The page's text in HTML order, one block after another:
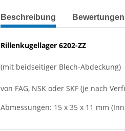
weitere Registerkarten anzeigen
Beschreibung Bewertungen
Rillenkugellager 6202-ZZ
(mit beidseitiger Blech-Abdeckung)
von FAG, NSK oder SKF (je nach
Abmessungen: 15 x 35 x 11 mm